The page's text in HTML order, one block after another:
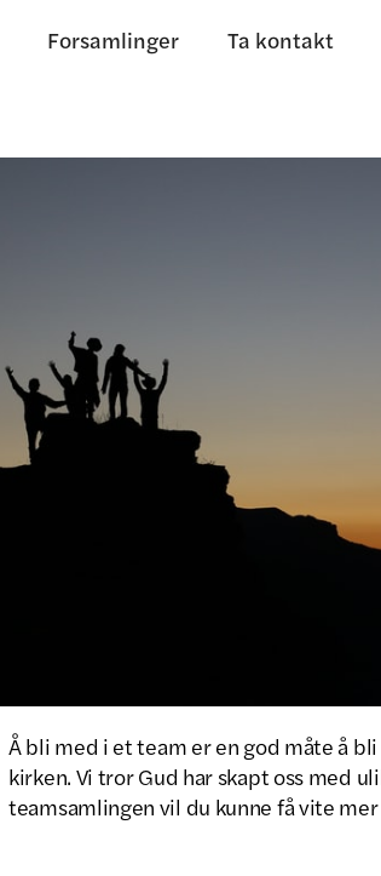
Forsamlinger Ta kontakt
Å bli med i et team er en god måte å
kirken. Vi tror Gud har skapt oss med
teamsamlingen vil du kunne få vite